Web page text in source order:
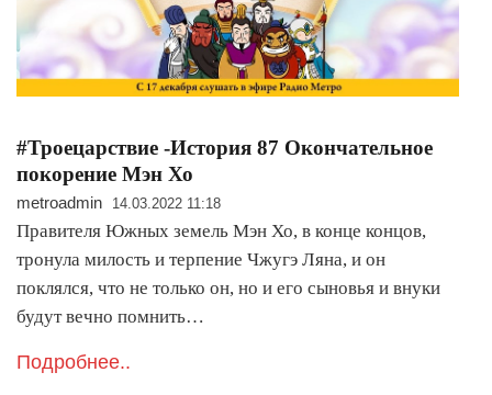
#Троецарствие -История 87 Окончательное
покорение Мэн Хо
metroadmin 14.03.2022 11:18
Правителя Южных земель Мэн Хо, в конце концов,
тронула милость и терпение Чжугэ Ляна, и он
поклялся, что не только он, но и его сыновья и внуки
будут вечно помнить…
Подробнее..